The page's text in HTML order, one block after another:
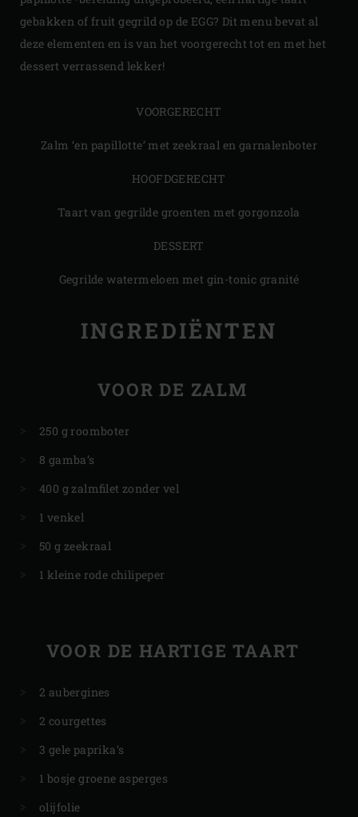
gebakken of fruit gegrild op de EGG? Dit menu bevat al
deze elementen en is van het voorgerecht tot en met het
dessert verrassend lekker!
VOORGERECHT
Zalm ‘en papillotte’ met zeekraal en garnalenboter
HOOFDGERECHT
Taart van gegrilde groenten met gorgonzola
DESSERT
Gegrilde watermeloen met gin-tonic granité
INGREDIËNTEN
VOOR DE ZALM
250 g roomboter
8 gamba’s
400 g zalmfilet zonder vel
1 venkel
50 g zeekraal
1 kleine rode chilipeper
VOOR DE HARTIGE TAART
2 aubergines
2 courgettes
3 gele paprika’s
1 bosje groene asperges
olijfolie